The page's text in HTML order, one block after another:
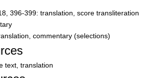
396-399: translation, score transliteration
commentary (selections)
text, translation